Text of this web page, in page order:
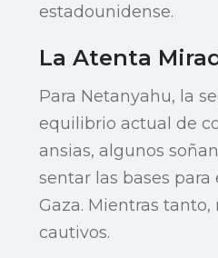
estadounidense.
La Atenta
Para Netanyahu, la
equilibrio actual de
ansias, algunos
sentar las bases
Gaza. Mientras
cautivos.